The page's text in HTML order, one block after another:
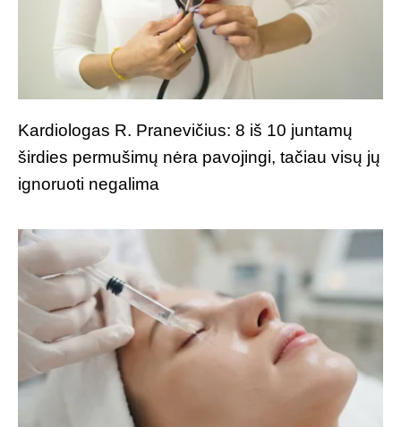
Kardiologas R. Pranevičius: 8 iš 10 juntamų
širdies permušimų nėra pavojingi, tačiau visų jų
ignoruoti negalima